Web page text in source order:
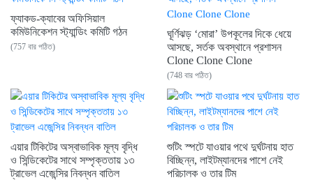
ফ্যাকড-ক্যাবের অফিসিয়াল
কমিউনিকেশন স্ট্যান্ডিং কমিটি গঠন
(757 বার পঠিত)
ঘূর্ণিঝড় ‘মোরা’ উপকূলের দিকে ধেয়ে
আসছে, সর্তক অবস্থানে প্রশাসন
Clone Clone Clone
(748 বার পঠিত)
এয়ার টিকিটের অস্বাভাবিক মূল্য বৃদ্ধি
ও সিন্ডিকেটের সাথে সম্পৃক্ততায় ১৩
ট্রাভেল এজেন্সির নিবন্ধন বাতিল
শুটিং স্পটে যাওয়ার পথে দুর্ঘটনায় হাত
বিচ্ছিন্ন, লাইটম্যানদের পাশে নেই
পরিচালক ও তার টিম